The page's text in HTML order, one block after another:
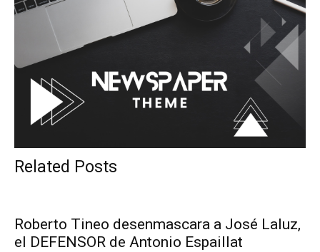
Related Posts
Roberto Tineo desenmascara a José Laluz,
el DEFENSOR de Antonio Espaillat